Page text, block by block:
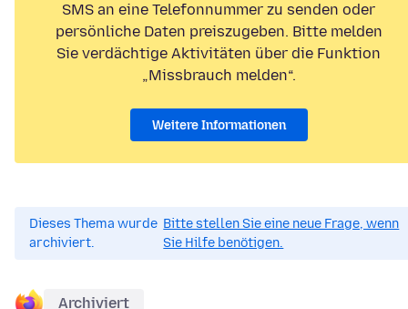
SMS an eine Telefonnummer zu senden oder
persönliche Daten preiszugeben. Bitte melden
Sie verdächtige Aktivitäten über die Funktion
„Missbrauch melden“.
Weitere Informationen
Dieses Thema wurde
archiviert.
Bitte stellen Sie eine neue Frage, wenn
Sie Hilfe benötigen.
Archiviert